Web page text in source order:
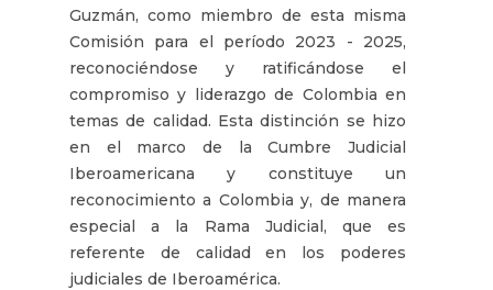
Guzmán, como miembro de esta misma
Comisión para el período 2023 - 2025,
reconociéndose y ratificándose el
compromiso y liderazgo de Colombia en
temas de calidad. Esta distinción se hizo
en el marco de la Cumbre Judicial
Iberoamericana y constituye un
reconocimiento a Colombia y, de manera
especial a la Rama Judicial, que es
referente de calidad en los poderes
judiciales de Iberoamérica.